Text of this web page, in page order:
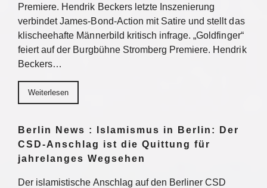
Premiere. Hendrik Beckers letzte Inszenierung
verbindet James-Bond-Action mit Satire und stellt das
klischeehafte Männerbild kritisch infrage. „Goldfinger“
feiert auf der Burgbühne Stromberg Premiere. Hendrik
Beckers…
Weiterlesen
Berlin News : Islamismus in Berlin: Der
CSD-Anschlag ist die Quittung für
jahrelanges Wegsehen
Der islamistische Anschlag auf den Berliner CSD